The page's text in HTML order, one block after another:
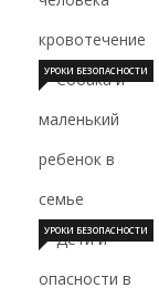
УРОКИ БЕЗОПАСНОСТИ
УРОКИ БЕЗОПАСНОСТИ